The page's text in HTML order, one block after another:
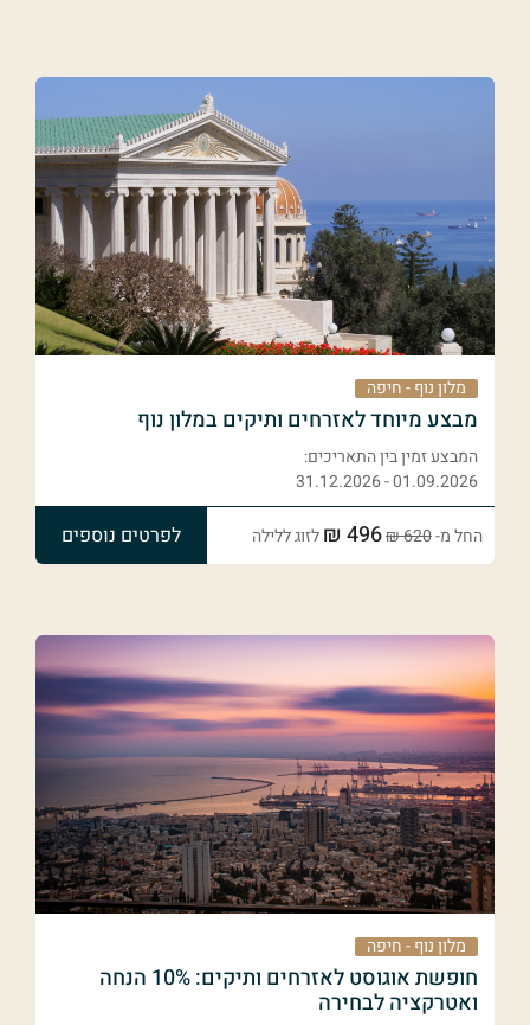
מלון נוף - חיפה
מבצע מיוחד לאזרחים ותיקים במלון נוף
המבצע זמין בין התאריכים:
01.09.2026 - 31.12.2026
החל מ-620 ₪
496 ₪ לזוג ללילה לפרטים נוספים
מלון נוף - חיפה
חופשת אוגוסט לאזרחים ותיקים: 10% הנחה
ואטרקציה לבחירה